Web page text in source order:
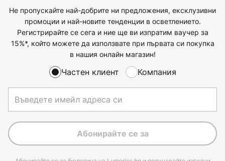
Не пропускайте най-добрите ни предложения, ексклузивни
промоции и най-новите тенденции в осветлението.
Регистрирайте се сега и ние ще ви изпратим ваучер за
15%*, който можете да използвате при първата си покупка
в нашия онлайн магазин!
Частен клиент Компания
Абонирайте се за